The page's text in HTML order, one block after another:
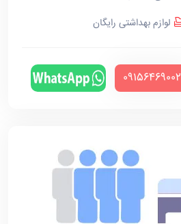
لوازم بهداشتی رایگان
‪09156469002‬